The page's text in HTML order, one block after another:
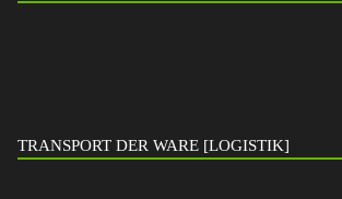
TRANSPORT DER WARE [LOGISTIK]